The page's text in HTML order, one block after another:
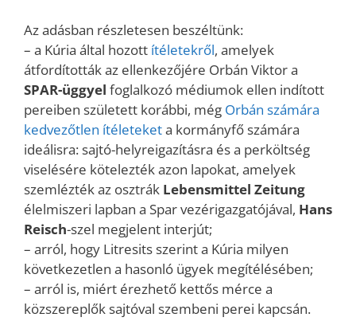
Az adásban részletesen beszéltünk:
– a Kúria által hozott ítéletekről, amelyek
átfordították az ellenkezőjére Orbán Viktor a
SPAR-üggyel foglalkozó médiumok ellen indított
pereiben született korábbi, még Orbán számára
kedvezőtlen ítéleteketa kormányfő számára
ideálisra: sajtó-helyreigazításra és a perköltség
viselésére kötelezték azon lapokat, amelyek
szemlézték az osztrák Lebensmittel Zeitung
élelmiszeri lapban a Spar vezérigazgatójával, Hans
Reisch-szel megjelent interjút;
– arról, hogy Litresits szerint a Kúria milyen
következetlen a hasonló ügyek megítélésében;
– arról is, miért érezhető kettős mérce a
közszereplők sajtóval szembeni perei kapcsán.